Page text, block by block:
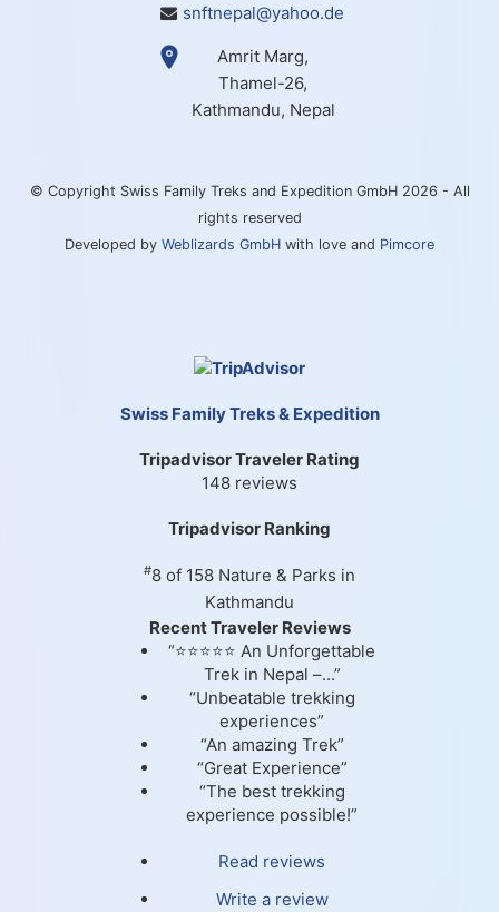
snftnepal@yahoo.de
Amrit Marg,
Thamel-26,
Kathmandu, Nepal
© Copyright Swiss Family Treks and Expedition GmbH 2026 - All
rights reserved
Developed by Weblizards GmbH with love and Pimcore
Swiss Family Treks & Expedition
Tripadvisor Traveler Rating
148 reviews
Tripadvisor Ranking
#8 of 158 Nature & Parks in
Kathmandu
Recent Traveler Reviews
“⭐⭐⭐⭐⭐ An Unforgettable
Trek in Nepal –...”
“Unbeatable trekking
experiences”
“An amazing Trek”
“Great Experience”
“The best trekking
experience possible!”
Read reviews
Write a review